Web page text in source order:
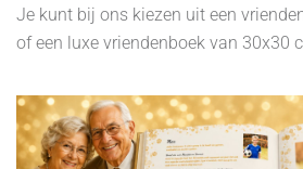
Je kunt bij ons kiezen uit een
of een luxe vriendenboek van 30x30